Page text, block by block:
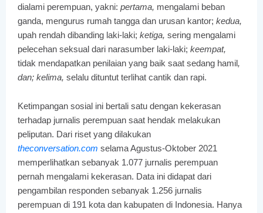
dialami perempuan, yakni: pertama, mengalami beban
ganda, mengurus rumah tangga dan urusan kantor; kedua,
upah rendah dibanding laki-laki; ketiga, sering mengalami
pelecehan seksual dari narasumber laki-laki; keempat,
tidak mendapatkan penilaian yang baik saat sedang hamil,
dan; kelima, selalu dituntut terlihat cantik dan rapi.
Ketimpangan sosial ini bertali satu dengan kekerasan
terhadap jurnalis perempuan saat hendak melakukan
peliputan. Dari riset yang dilakukan
theconversation.com selama Agustus-Oktober 2021
memperlihatkan sebanyak 1.077 jurnalis perempuan
pernah mengalami kekerasan. Data ini didapat dari
pengambilan responden sebanyak 1.256 jurnalis
perempuan di 191 kota dan kabupaten di Indonesia. Hanya